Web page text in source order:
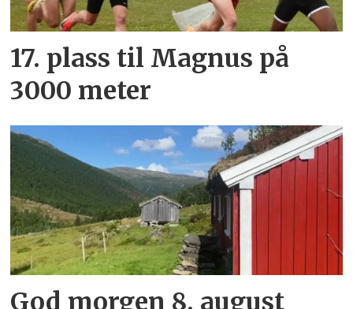
17. plass til Magnus på
3000 meter
God morgen 8. august